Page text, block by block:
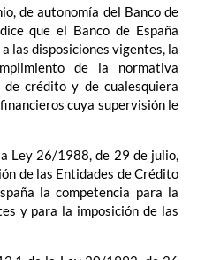
de autonomía del Banco de
que el Banco de España
las disposiciones vigentes, la
de la normativa
crédito y de cualesquiera
cuya supervisión le
Ley 26/1988, de 29 de julio,
de las Entidades de Crédito
la competencia para la
y para la imposición de las